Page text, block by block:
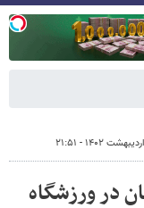
در ورزشگاه